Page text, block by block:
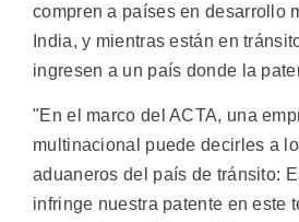
compren a países en desarrollo
India, y mientras están en
ingresen a un país donde la
"En el marco del ACTA, una
multinacional puede decirles a
aduaneros del país de tránsito:
infringe nuestra patente en este